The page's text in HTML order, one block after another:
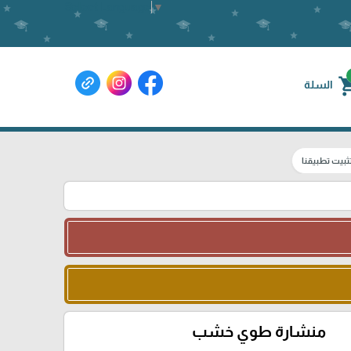
Select Language▼
السلة
تطبيقنا
منشارة طوي خشب